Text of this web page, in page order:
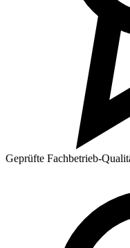
Geprüfte Fachbetrieb-